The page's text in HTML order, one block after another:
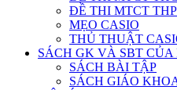
ĐỀ THI MTCT
MẸO CASIO
THỦ THUẬT
SÁCH GK VÀ SBT CỦA
SÁCH BÀI TẬP
SÁCH GIÁO